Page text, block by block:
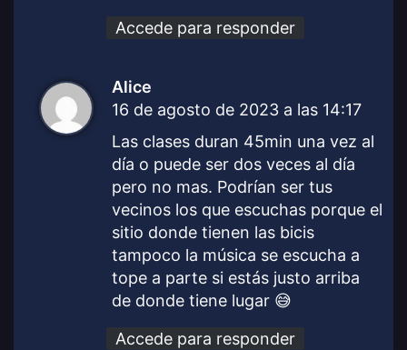
Accede para responder
Alice
i
c
:
16 de agosto de 2023 a las 14:17
Las clases duran 45min una vez al
día o puede ser dos veces al día
pero no mas. Podrían ser tus
vecinos los que escuchas porque el
sitio donde tienen las bicis
tampoco la música se escucha a
tope a parte si estás justo arriba
de donde tiene lugar 😅
Accede para responder